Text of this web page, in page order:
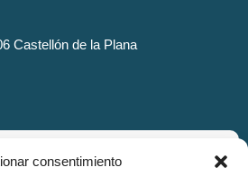
consentimiento
Castellón de la Plana